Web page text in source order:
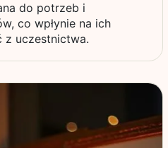
do potrzeb i
co wpłynie na ich
z uczestnictwa.